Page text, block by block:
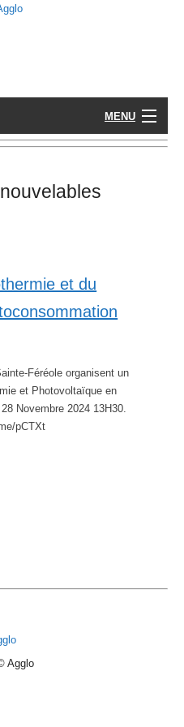
MENU
et du
Féréole organisent un
et Photovoltaïque en
Novembre 2024 13H30.
pCTXt
Agglo